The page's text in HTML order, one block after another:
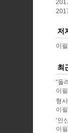
저
이
최
“돌
이
형
이
‘인
이